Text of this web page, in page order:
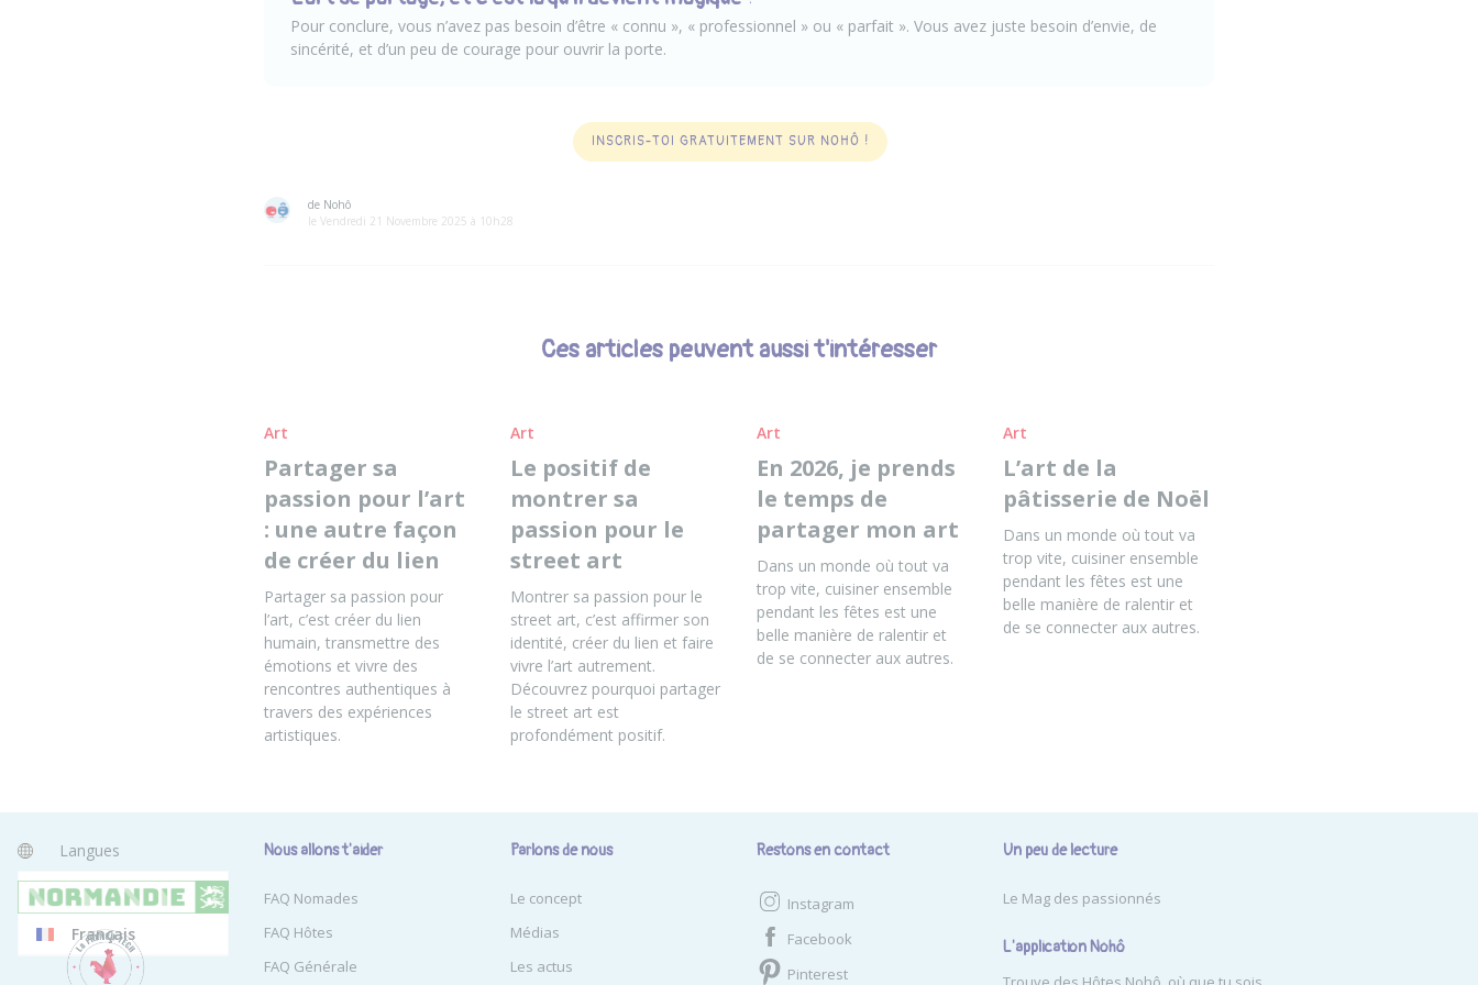
Pour conclure, vous n’avez pas besoin d’être « connu », « professionnel » ou « parfait ». Vous avez juste besoin d’envie, de
sincérité, et d’un peu de courage pour ouvrir la porte.
INSCRIS-TOI GRATUITEMENT SUR NOHÔ !
de Nohô
le Vendredi 21 Novembre 2025 à 10h28
Ces articles peuvent aussi t'intéresser
Art
Partager sa
passion pour l’art
: une autre façon
de créer du lien
Partager sa passion pour
l’art, c’est créer du lien
humain, transmettre des
émotions et vivre des
rencontres authentiques à
travers des expériences
artistiques.
Art
Le positif de
montrer sa
passion pour le
street art
Montrer sa passion pour le
street art, c’est affirmer son
identité, créer du lien et faire
vivre l’art autrement.
Découvrez pourquoi partager
le street art est
profondément positif.
Art
En 2026, je prends
le temps de
partager mon art
Dans un monde où tout va
trop vite, cuisiner ensemble
pendant les fêtes est une
belle manière de ralentir et
de se connecter aux autres.
Art
L’art de la
pâtisserie de Noël
Dans un monde où tout va
trop vite, cuisiner ensemble
pendant les fêtes est une
belle manière de ralentir et
de se connecter aux autres.
Langues
Anglais
Français
Nous allons t'aider
FAQ Nomades
FAQ Hôtes
FAQ Générale
Parlons de nous
Le concept
Médias
Les actus
Restons en contact
Instagram
Facebook
Pinterest
Un peu de lecture
Le Mag des passionnés
L'application Nohô